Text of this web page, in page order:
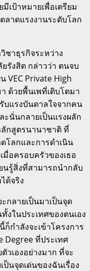
เป้าหมายเพื่อเตรียม
าดแรงงานระดับโลก
ชาธุรกิจระหว่าง
รังสิต กล่าวว่า ตนจบ
VEC Private High
ด้วยพื้นเพที่เติบโตมา
บแรงบันดาลใจจากคน
ะนั่นกลายเป็นแรงผลัก
กสูตรนานาชาติ ที่
โลกและการดำเนิน
มื่อครอบครัวของเธอ
นรู้สิ่งที่สามารถนำกลับ
ด้จริง
ะกลายเป็นมาเป็นจุด
งในประเทศของตนเอง
กำลังจะเข้าโครงการ
Degree ที่ประเทศ
วเองอย่างมาก ที่จะ
ป็นจุดเด่นของฉันเรื่อง